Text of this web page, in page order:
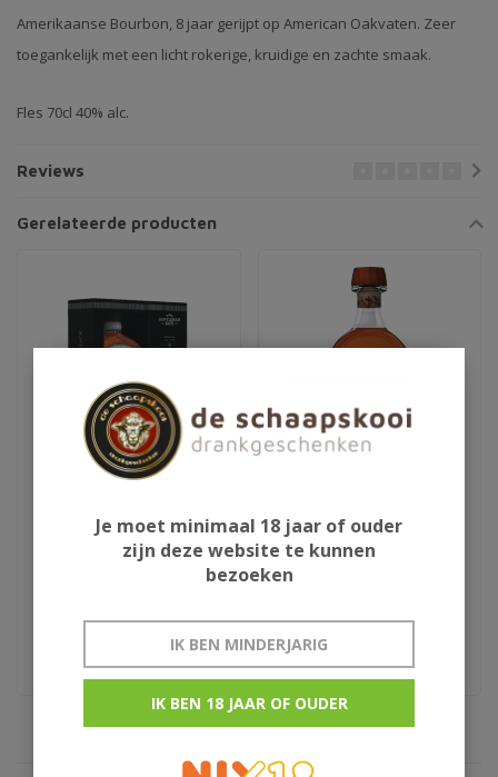
Amerikaanse Bourbon, 8 jaar gerijpt op American Oakvaten. Zeer
toegankelijk met een licht rokerige, kruidige en zachte smaak.
Fles 70cl 40% alc.
Reviews
Gerelateerde producten
ijsblokvorm
Kentucky straight bourbon
Je moet minimaal 18 jaar of ouder
zijn deze website te kunnen
bezoeken
IK BEN MINDERJARIG
IK BEN 18 JAAR OF OUDER